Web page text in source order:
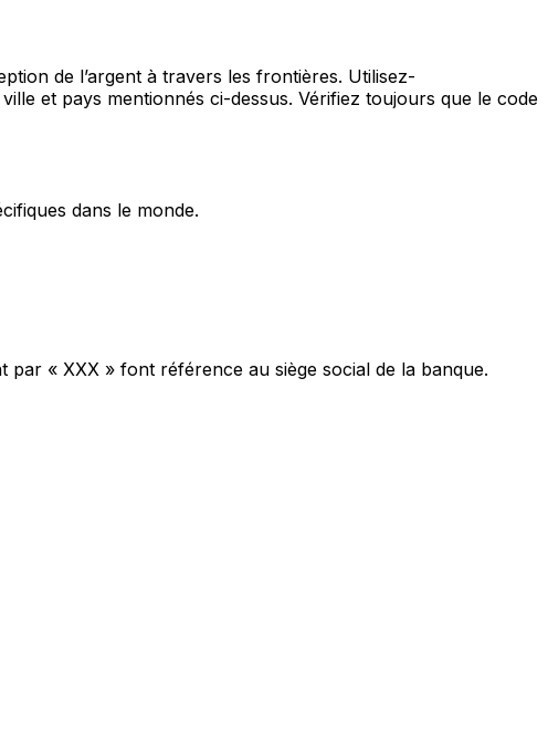
de l’argent à travers les frontières. Utilisez-
et pays mentionnés ci-dessus. Vérifiez toujours que le code
dans le monde.
« XXX » font référence au siège social de la banque.